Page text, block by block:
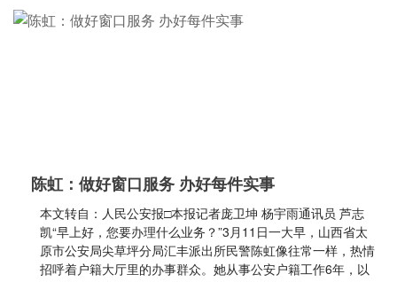
陈虹：做好窗口服务 办好每件实事
本文转自：人民公安报□本报记者庞卫坤 杨宇雨通讯员 芦志
凯“早上好，您要办理什么业务？”3月11日一大早，山西省太
原市公安局尖草坪分局汇丰派出所民警陈虹像往常一样，热情
招呼着户籍大厅里的办事群众。她从事公安户籍工作6年，以